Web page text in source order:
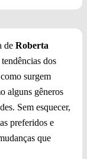
de Roberta
dos
surgem
alguns gêneros
Sem esquecer,
preferidos e
que